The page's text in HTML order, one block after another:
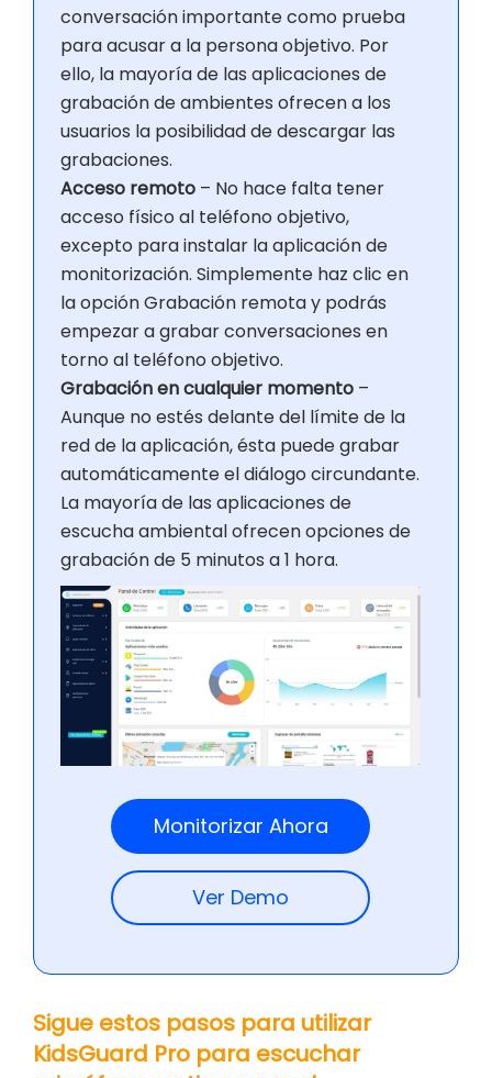
conversación importante como prueba
para acusar a la persona objetivo. Por
ello, la mayoría de las aplicaciones de
grabación de ambientes ofrecen a los
usuarios la posibilidad de descargar las
grabaciones.
Acceso remoto – No hace falta tener
acceso físico al teléfono objetivo,
excepto para instalar la aplicación de
monitorización. Simplemente haz clic en
la opción Grabación remota y podrás
empezar a grabar conversaciones en
torno al teléfono objetivo.
Grabación en cualquier momento –
Aunque no estés delante del límite de la
red de la aplicación, ésta puede grabar
automáticamente el diálogo circundante.
La mayoría de las aplicaciones de
escucha ambiental ofrecen opciones de
grabación de 5 minutos a 1 hora.
Monitorizar Ahora
Ver Demo
Sigue estos pasos para utilizar
KidsGuard Pro para escuchar